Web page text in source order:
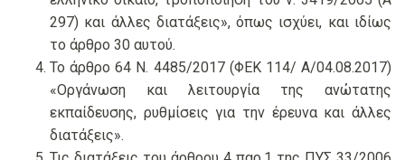
297) και άλλες διατάξεις», όπως ισχύει, και ιδίως
το άρθρο 30 αυτού.
Το άρθρο 64 Ν. 4485/2017 (ΦΕΚ 114/ Α/04.08.2017)
«Οργάνωση και λειτουργία της ανώτατης
εκπαίδευσης, ρυθμίσεις για την έρευνα και άλλες
διατάξεις».